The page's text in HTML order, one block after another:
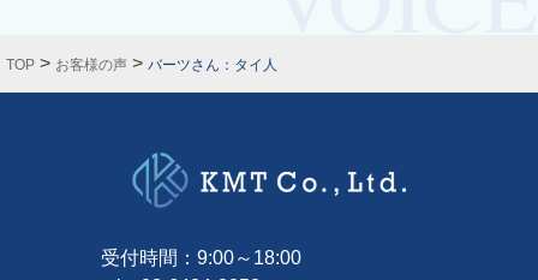
TOP > お客様の声 > バーツさん：タイ人
受付時間：9:00～18:00